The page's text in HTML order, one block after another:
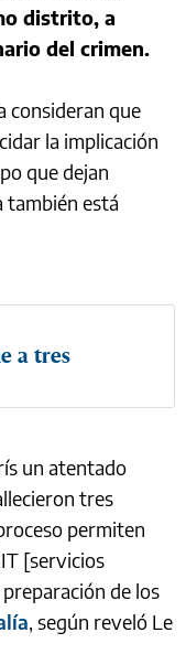
distrito, a
del crimen.
consideran que
la implicación
que dejan
también está
a tres
un atentado
tres
permiten
[servicios
de los
, según reveló Le